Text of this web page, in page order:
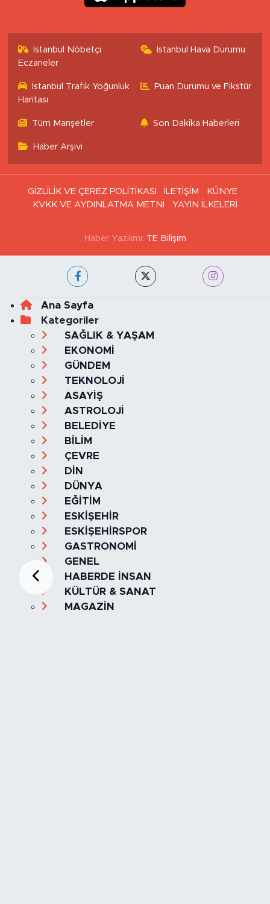
İstanbul Nöbetçi
Eczaneler
İstanbul Hava Durumu
İstanbul Trafik Yoğunluk
Haritası
Puan Durumu ve Fikstür
Tüm Manşetler Son Dakika Haberleri
Haber Arşivi
GİZLİLİK VE ÇEREZ POLİTİKASI İLETİŞİM
KÜNYE
KVKK VE AYDINLATMA METNİ
YAYIN İLKELERİ
Haber Yazılımı: TE Bilişim
Ana Sayfa
Kategoriler
SAĞLIK & YAŞAM
EKONOMİ
GÜNDEM
TEKNOLOJİ
ASAYİŞ
ASTROLOJİ
BELEDİYE
BİLİM
ÇEVRE
DİN
DÜNYA
EĞİTİM
ESKİŞEHİR
ESKİŞEHİRSPOR
GASTRONOMİ
GENEL
HABERDE İNSAN
KÜLTÜR & SANAT
MAGAZİN